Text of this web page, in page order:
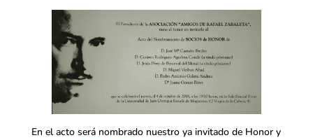
En el acto será nombrado nuestro ya invitado de Honor y